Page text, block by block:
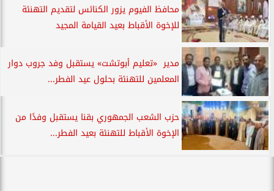
محافظ الفيوم يزور الكنائس لتقديم التهنئة
للإخوة الأقباط بعيد القيامة المجيد
مدير «تعليم أبوتشت» يستقبل وفد جروب دوار
المعلمين للتهنئة بحلول عيد الفطر...
حزب الشعب الجمهوري بقنا يستقبل وفدًا من
الإخوة الأقباط للتهنئة بعيد الفطر...